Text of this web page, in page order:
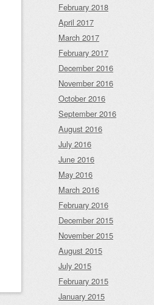
February 2018
April 2017
March 2017
February 2017
December 2016
November 2016
October 2016
September 2016
August 2016
July 2016
June 2016
May 2016
March 2016
February 2016
December 2015
November 2015
August 2015
July 2015
February 2015
January 2015